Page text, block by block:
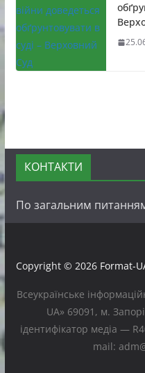
КОНТАКТИ
По загальним
Copyright © 2026 Format-
Всеукраїнське
UA» 69091, м.
ідентифікатор медіа —
mail: